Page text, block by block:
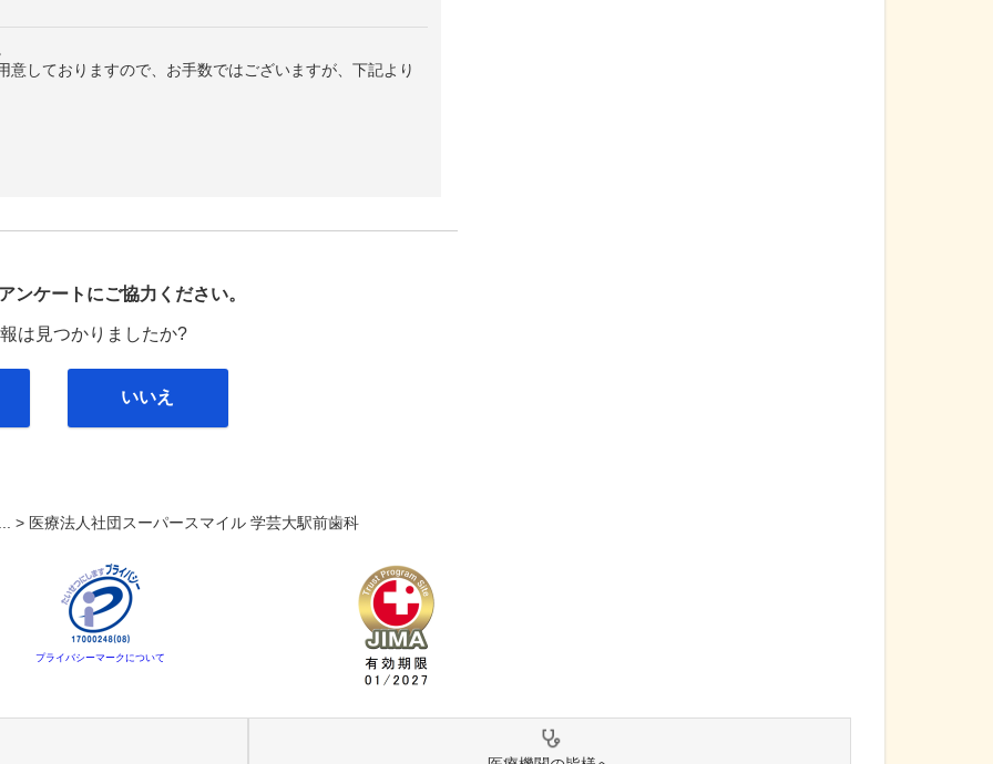
しておりますので、お手数ではございますが、下記より
ンケートにご協力ください。
は見つかりましたか?
いいえ
... > 医療法人社団スーパースマイル 学芸大駅前歯科
プライバシーマークについて